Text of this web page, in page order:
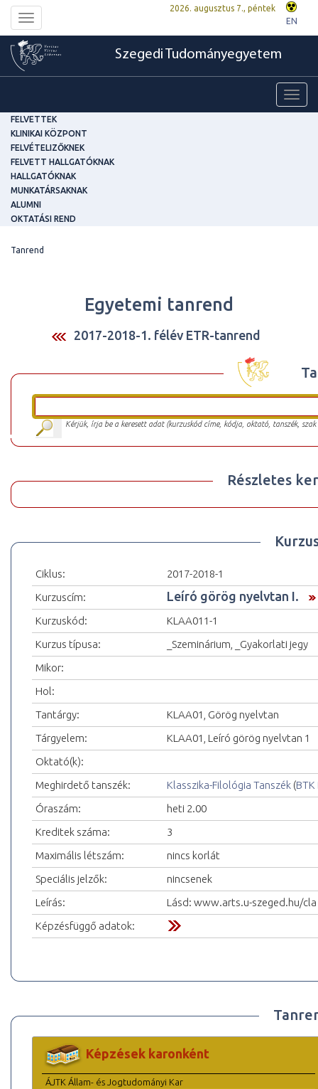
Toggle
navigation
2026. augusztus 7., péntek
EN
Szegedi Tudományegyetem
FELVETTEK
KLINIKAI KÖZPONT
FELVÉTELIZŐKNEK
FELVETT HALLGATÓKNAK
HALLGATÓKNAK
MUNKATÁRSAKNAK
ALUMNI
OKTATÁSI REND
Tanrend
Egyetemi tanrend
2017-2018-1. félév ETR-tanrend
Kérjük, írja be a keresett adat (kurzuskód címe, kódja, oktató, tanszék,
Részletes
Ciklus:
2017-2018-1
Kurzuscím:
Leíró görög nyelvtan I.
Kurzuskód:
KLAA011-1
Kurzus típusa:
_Szeminárium, _Gyakorlati jegy
Mikor:
Hol:
Tantárgy:
KLAA01, Görög nyelvtan
Tárgyelem:
KLAA01, Leíró görög nyelvtan 1
Oktató(k):
Meghirdető tanszék:
Klasszika-Filológia Tanszék (
Óraszám:
heti 2.00
Kreditek száma:
3
Maximális létszám:
nincs korlát
Speciális jelzők:
nincsenek
Leírás:
Lásd: www.arts.u-szeged.hu/cla
Képzésfüggő adatok:
Képzések karonként
ÁJTK Állam- és Jogtudományi Kar